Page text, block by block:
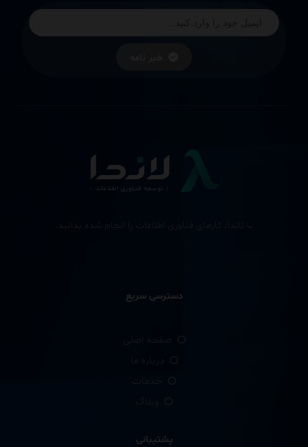
با لاندا، کارهای فناوری اطلاعات را انجام شده بدانید.
دسترسی سریع
صفحه اصلی
پشتیبانی